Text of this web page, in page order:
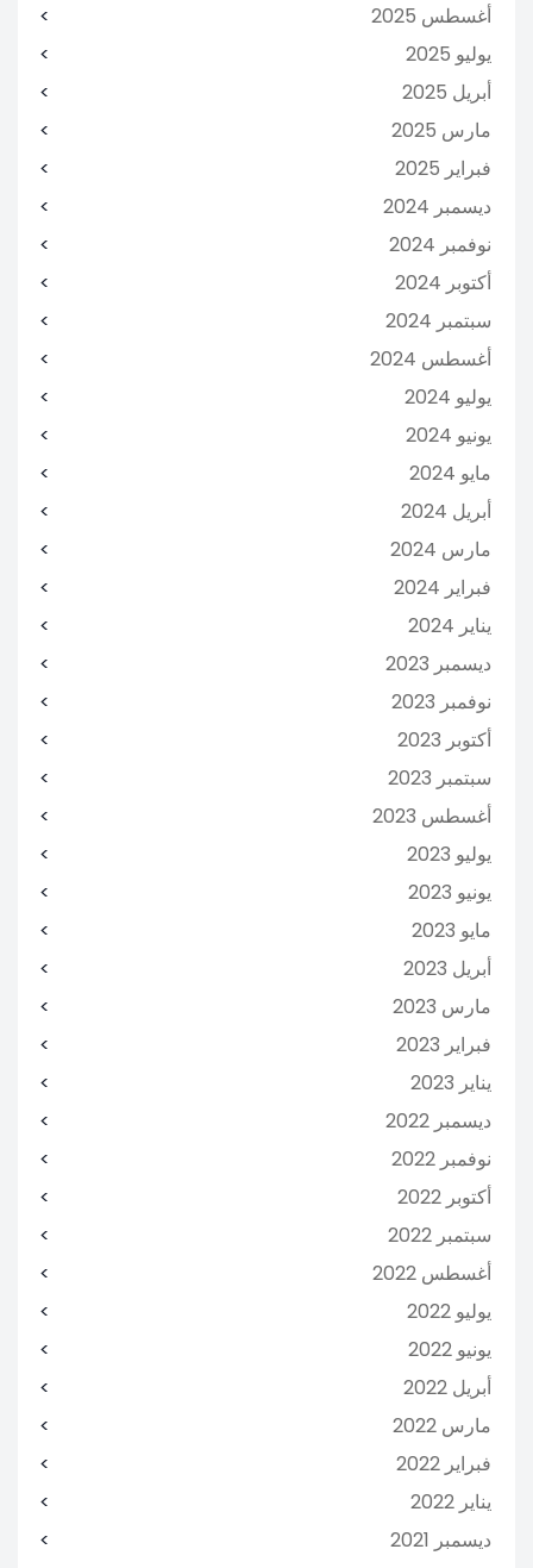
أغسطس 2025
يوليو 2025
أبريل 2025
مارس 2025
فبراير 2025
ديسمبر 2024
نوفمبر 2024
أكتوبر 2024
سبتمبر 2024
أغسطس 2024
يوليو 2024
يونيو 2024
مايو 2024
أبريل 2024
مارس 2024
فبراير 2024
يناير 2024
ديسمبر 2023
نوفمبر 2023
أكتوبر 2023
سبتمبر 2023
أغسطس 2023
يوليو 2023
يونيو 2023
مايو 2023
أبريل 2023
مارس 2023
فبراير 2023
يناير 2023
ديسمبر 2022
نوفمبر 2022
أكتوبر 2022
سبتمبر 2022
أغسطس 2022
يوليو 2022
يونيو 2022
أبريل 2022
مارس 2022
فبراير 2022
يناير 2022
ديسمبر 2021